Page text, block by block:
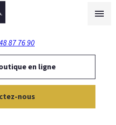
menu
87 76 90
en ligne
nous